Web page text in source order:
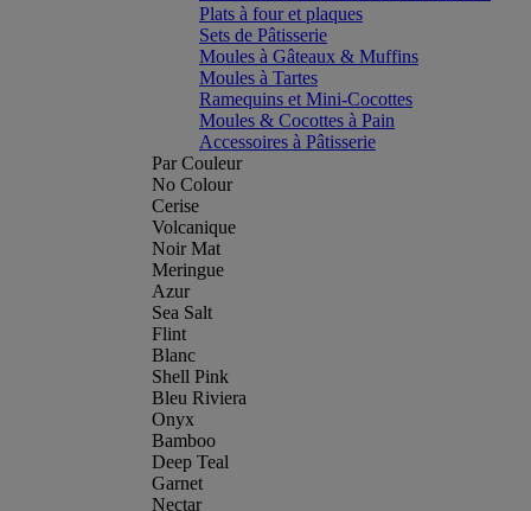
Plats à four et plaques
Sets de Pâtisserie
Moules à Gâteaux & Muffins
Moules à Tartes
Ramequins et Mini-Cocottes
Moules & Cocottes à Pain
Accessoires à Pâtisserie
Par Couleur
No Colour
Cerise
Volcanique
Noir Mat
Meringue
Azur
Sea Salt
Flint
Blanc
Shell Pink
Bleu Riviera
Onyx
Bamboo
Deep Teal
Garnet
Nectar